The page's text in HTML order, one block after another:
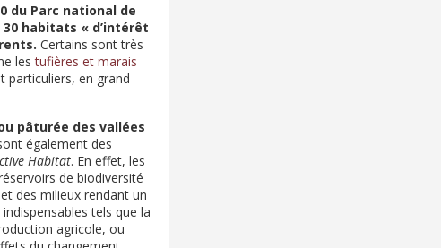
du Parc national de
habitats « d’intérêt
Certains sont très
lestufières et marais
particuliers, en grand
pâturée des vallées
également des
Habitat. En effet, les
de biodiversité
des milieux rendant un
tels que la
agricole, ou